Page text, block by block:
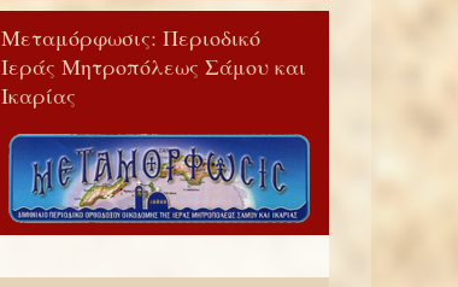
Μεταμόρφωσις: Περιοδικό
Ιεράς Μητροπόλεως Σάμου και
Ικαρίας